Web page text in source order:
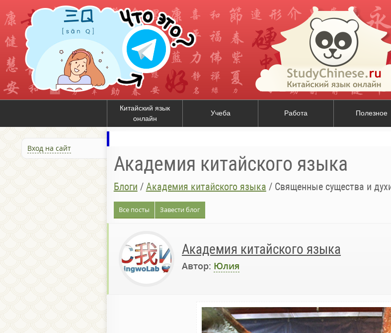
Китайский язык
онлайн
Учеба Работа Полезное
Вход на сайт
Академия китайского языка
Блоги / Академия китайского языка / Священные существа и
Все посты Завести блог
Академия китайского языка
Автор: Юлия